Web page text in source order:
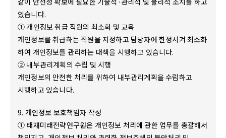
있습니다.
① 개인정보 취급 직원의 최소화 및 교육
개인정보를 취급하는 직원을 지정하고 담당자에 한정시켜 최소화
하여 개인정보를 관리하는 대책을 시행하고 있습니다.
② 내부관리계획의 수립 및 시행
개인정보의 안전한 처리를 위하여 내부관리계획을 수립하고
시행하고 있습니다.
9. 개인정보 보호책임자 작성
① 태재미래전략연구원은 개인정보 처리에 관한 업무를 총괄해서